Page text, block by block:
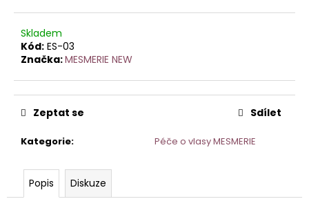
Skladem
Kód: ES-03
Značka:MESMERIE NEW
Kategorie: Péče o vlasy MESMERIE
Zeptat se Sdílet
Popis Diskuze
o
p
o
e
m